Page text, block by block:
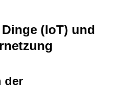
(IoT) und
der